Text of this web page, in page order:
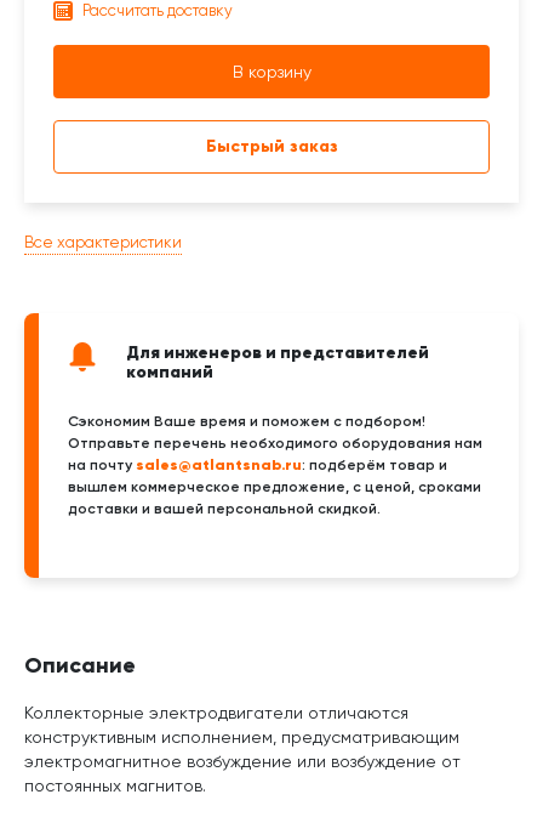
Все характеристики
Для инженеров и представителей
компаний
Сэкономим Ваше время и поможем с подбором!
Отправьте перечень необходимого оборудования нам
на почту sales@atlantsnab.ru: подберём товар и
вышлем коммерческое предложение, с ценой, сроками
доставки и вашей персональной скидкой.
Рассчитать доставку
В корзину
Быстрый заказ
Описание
Коллекторные электродвигатели отличаются
конструктивным исполнением, предусматривающим
электромагнитное возбуждение или возбуждение от
постоянных магнитов.